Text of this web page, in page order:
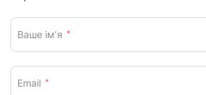
Ваше ім’я *
Email *